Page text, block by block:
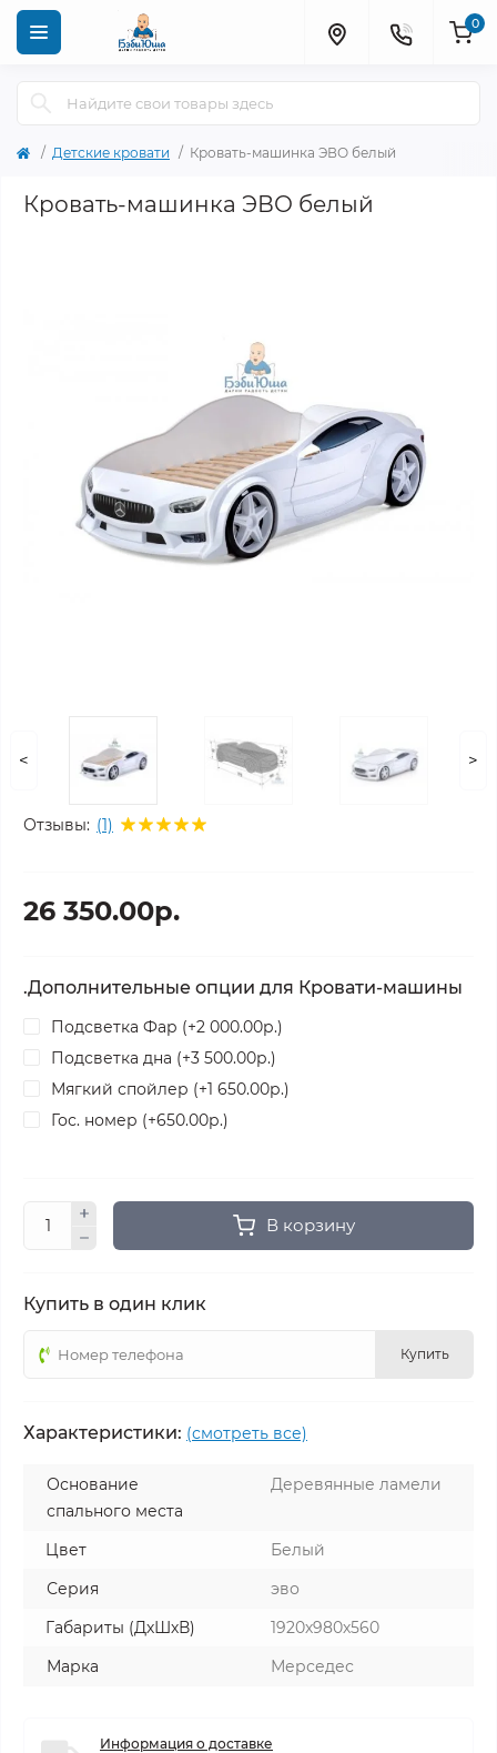
0
Детские кровати Кровать-машинка ЭВО белый
Кровать-машинка ЭВО белый
< >
Отзывы: (1)
26 350.00р.
.Дополнительные опции для Кровати-машины
Подсветка Фар (+2 000.00р.)
Подсветка дна (+3 500.00р.)
Мягкий спойлер (+1 650.00р.)
Гос. номер (+650.00р.)
В корзину
Купить в один клик
Купить
Характеристики: (смотреть все)
Основание
спального места
Деревянные ламели
Цвет
Белый
Серия
эво
Габариты (ДхШхВ)
1920х980х560
Марка
Мерседес
Информация о доставке